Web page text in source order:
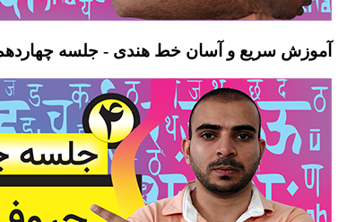
آموزش سریع و آسان خط هندی - جلسه